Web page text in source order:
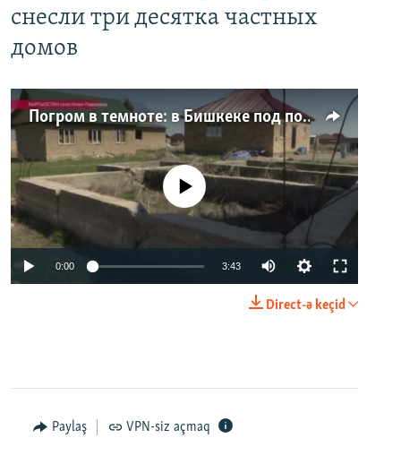
снесли три десятка частных
домов
Погром в темноте: в Бишкеке под покровом ночи неизвестные на тракторе снесли три десятка частных домов
No media source currently available
0:00 3:43
Direct-ə keçid
Paylaş VPN-siz açmaq